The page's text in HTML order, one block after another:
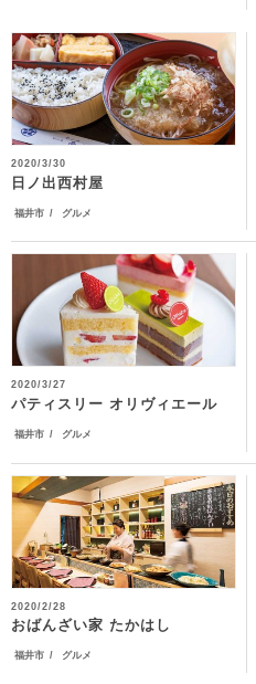
2020/3/30
日ノ出西村屋
福井市 グルメ
2020/3/27
パティスリー オリヴィエール
福井市 グルメ
2020/2/28
おばんざい家 たかはし
福井市 グルメ